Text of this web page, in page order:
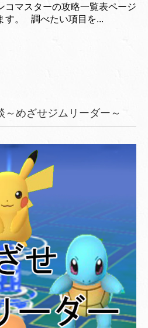
コマスターの攻略一覧表ページ
す。 調べたい項目を...
～めざせジムリーダー～